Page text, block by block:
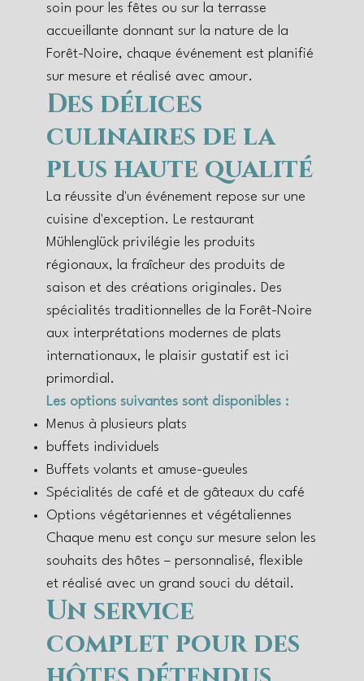
soin pour les fêtes ou sur la terrasse
accueillante donnant sur la nature de la
Forêt-Noire, chaque événement est planifié
sur mesure et réalisé avec amour.
Des délices
culinaires de la
plus haute qualité
La réussite d'un événement repose sur une
cuisine d'exception. Le restaurant
Mühlenglück privilégie les produits
régionaux, la fraîcheur des produits de
saison et des créations originales. Des
spécialités traditionnelles de la Forêt-Noire
aux interprétations modernes de plats
internationaux, le plaisir gustatif est ici
primordial.
Les options suivantes sont disponibles :
Menus à plusieurs plats
buffets individuels
Buffets volants et amuse-gueules
Spécialités de café et de gâteaux du café
Options végétariennes et végétaliennes
Chaque menu est conçu sur mesure selon les
souhaits des hôtes – personnalisé, flexible
et réalisé avec un grand souci du détail.
Un service
complet pour des